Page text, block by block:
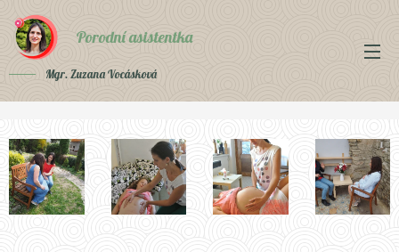
Porodní asistentka
Mgr. Zuzana Vocásková